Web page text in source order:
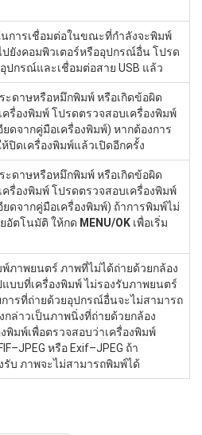
การเชื่อมต่อในขณะที่กำลังจะพิมพ์
ยังคอมพิวเตอร์หรืออุปกรณ์อื่น โปรด
ปกรณ์และเชื่อมต่อสาย USB แล้ว
ะดาษหรือหมึกพิมพ์ หรือเกิดข้อผิด
รื่องพิมพ์ โปรดตรวจสอบเครื่องพิมพ์
ดจากคู่มือเครื่องพิมพ์) หากต้องการ
ปิดเครื่องพิมพ์แล้วเปิดอีกครั้ง
ะดาษหรือหมึกพิมพ์ หรือเกิดข้อผิด
รื่องพิมพ์ โปรดตรวจสอบเครื่องพิมพ์
ดจากคู่มือเครื่องพิมพ์) ถ้าการพิมพ์ไม่
อัตโนมัติ ให้กด MENU/OK เพื่อเริ่ม
ภาพยนตร์ ภาพที่ไม่ได้ถ่ายด้วยกล้อง
บบที่เครื่องพิมพ์ ไม่รองรับภาพยนตร์
ารที่ถ่ายด้วยอุปกรณ์อื่นจะไม่สามารถ
กล่าวเป็นภาพนิ่งที่ถ่ายด้วยกล้อง
พิมพ์เพื่อตรวจสอบว่าเครื่องพิมพ์
หรือ Exif–JPEG ถ้า
รับ ภาพจะไม่สามารถพิมพ์ได้